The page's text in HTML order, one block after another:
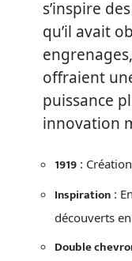
s’inspire
qu’il avait
offraient
puissance
innovation
1919 :
Inspiration :
découverts
Double